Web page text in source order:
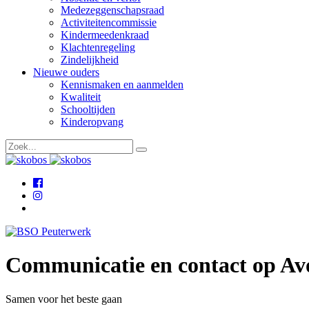
Medezeggenschapsraad
Activiteitencommissie
Kindermeedenkraad
Klachtenregeling
Zindelijkheid
Nieuwe ouders
Kennismaken en aanmelden
Kwaliteit
Schooltijden
Kinderopvang
Communicatie en contact op
Samen voor het beste gaan